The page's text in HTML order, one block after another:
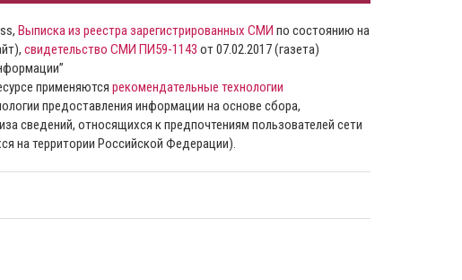
Выписка из реестра зарегистрированных СМИ по состоянию на
свидетельство СМИ ПИ59-1143 от 07.02.2017 (газета)
применяются рекомендательные технологии
предоставления информации на основе сбора,
сведений, относящихся к предпочтениям пользователей сети
на территории Российской Федерации).